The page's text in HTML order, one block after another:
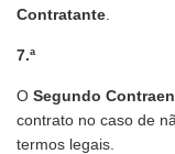
Contratante
7.ª
O Segundo
contrato no caso de
termos legais.